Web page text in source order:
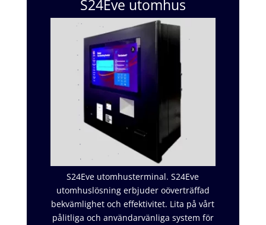
S24Eve utomhus
S24Eve utomhusterminal. S24Eve
utomhuslösning erbjuder oöverträffad
bekvämlighet och effektivitet. Lita på vårt
pålitliga och användarvänliga system för